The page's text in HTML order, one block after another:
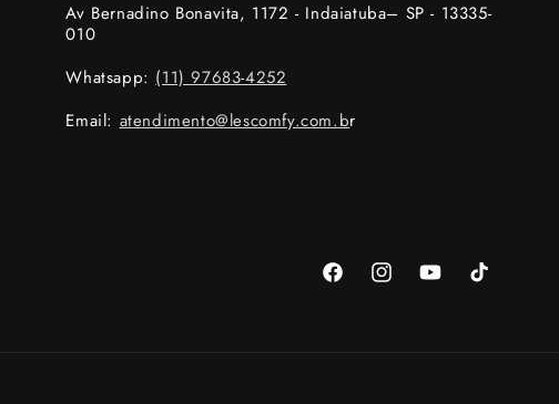
Av Bernadino Bonavita, 1172 - Indaiatuba– SP - 13335-
010
Whatsapp: (11) 97683-4252
Email: atendimento@lescomfy.com.br
FacebookInstagramYouTubeTikTok